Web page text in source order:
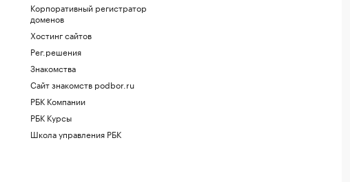
Корпоративный регистратор
доменов
Хостинг сайтов
Рег.решения
Знакомства
Сайт знакомств podbor.ru
РБК Компании
РБК Курсы
Школа управления РБК